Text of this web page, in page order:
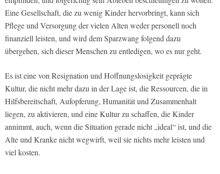
Eine Gesellschaft, die zu wenig Kinder hervorbringt, kann sich
Pflege und Versorgung der vielen Alten weder personell noch
finanziell leisten, und wird dem Sparzwang folgend dazu
übergehen, sich dieser Menschen zu entledigen, wo es nur geht.
Es ist eine von Resignation und Hoffnungslosigkeit geprägte
Kultur, die nicht mehr dazu in der Lage ist, die Ressourcen, die in
Hilfsbereitschaft, Aufopferung, Humanität und Zusammenhalt
liegen, zu aktivieren, und eine Kultur zu schaffen, die Kinder
annimmt, auch, wenn die Situation gerade nicht „ideal“ ist, und die
Alte und Kranke nicht wegwirft, weil sie nichts mehr leisten und
viel kosten.